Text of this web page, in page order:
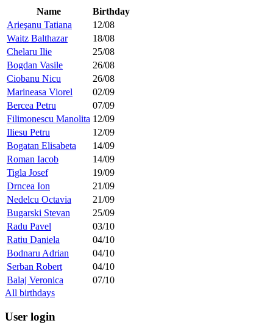
Name
Birthday
Arieşanu Tatiana
12/08
Waitz Balthazar
18/08
Chelaru Ilie
25/08
Bogdan Vasile
26/08
Ciobanu Nicu
26/08
Marineasa Viorel
02/09
Bercea Petru
07/09
Filimonescu Manolita 12/09
Iliesu Petru
12/09
Bogatan Elisabeta
14/09
Roman Iacob
14/09
Tigla Josef
19/09
Drncea Ion
21/09
Nedelcu Octavia
21/09
Bugarski Stevan
25/09
Radu Pavel
03/10
Ratiu Daniela
04/10
Bodnaru Adrian
04/10
Serban Robert
04/10
Balaj Veronica
07/10
All birthdays
User login